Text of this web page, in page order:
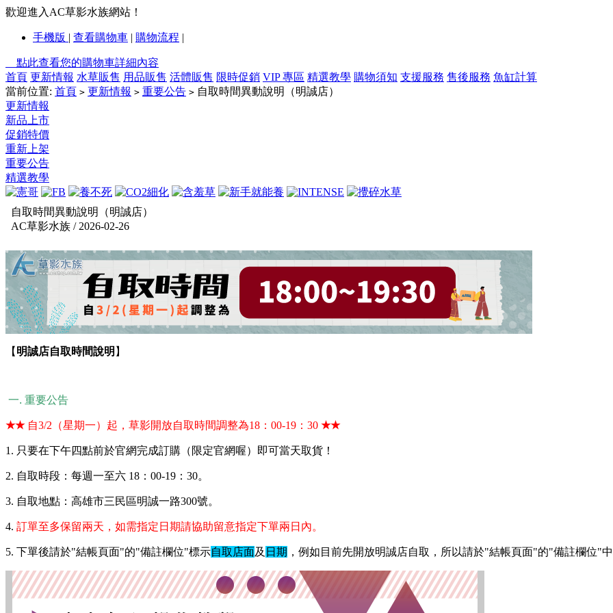
歡迎進入AC草影水族網站！
手機版 | 查看購物車 | 購物流程 |
點此查看您的購物車詳細內容
首頁 更新情報 水草販售 用品販售 活體販售 限時促銷 VIP 專區 精選教學 購物須知 支援服務 售後服務 魚缸計算
當前位置: 首頁 > 更新情報 > 重要公告 > 自取時間異動說明（明誠店）
更新情報
新品上市
促銷特價
重新上架
重要公告
精選教學
自取時間異動說明（明誠店）
AC草影水族 / 2026-02-26
【 明誠店自取時間說明 】
一. 重要公告
★★ 自3/2（星期一）起，草影開放自取時間調整為18：00-19：30 ★★
1. 只要在下午四點前於官網完成訂購（限定官網喔）即可當天取貨！
2. 自取時段：每週一至六 18：00-19：30。
3. 自取地點：高雄市三民區明誠一路300號。
4. 訂單至多保留兩天，如需指定日期請協助留意指定下單兩日內。
5. 下單後請於"結帳頁面"的"備註欄位"標示自取店面及 日期 ，例如目前先開放明誠店自取，所以請於"結帳頁面"的"備註欄位"中